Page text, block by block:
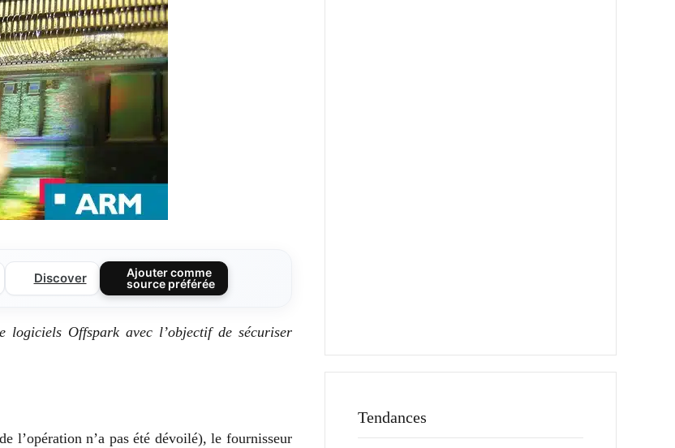
Discover
Ajouter comme
source préférée
logiciels Offspark avec l’objectif de sécuriser
l’opération n’a pas été dévoilé), le fournisseur
Tendances